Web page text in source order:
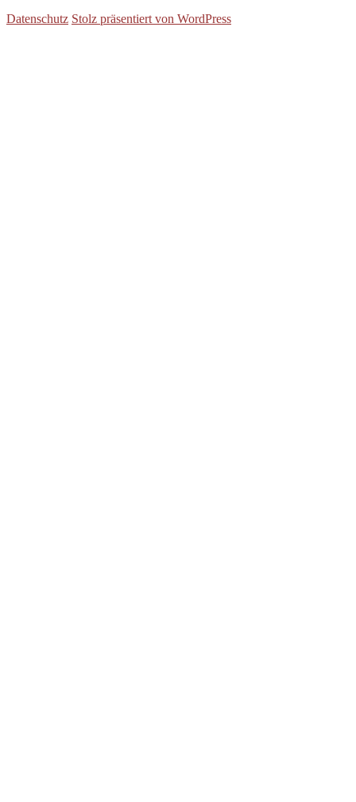
Datenschutz Stolz präsentiert von WordPress